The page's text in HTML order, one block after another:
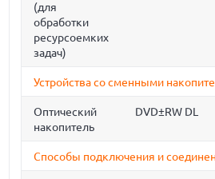
(для
обработки
ресурсоемких
задач)
Устройства со сменными
Оптический
накопитель
DVD±RW DL
Способы подключения и